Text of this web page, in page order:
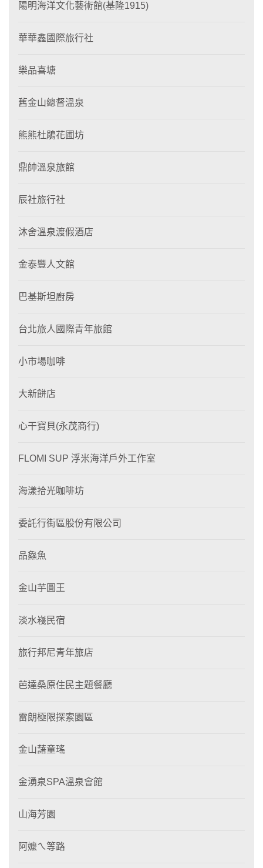
陽明海洋文化藝術館(基隆1915)
華華鑫國際旅行社
樂品喜塘
舊金山總督溫泉
熊熊杜鵑花圃坊
鼎帥溫泉旅館
辰社旅行社
沐舍溫泉渡假酒店
金泰豐人文館
巴基斯坦廚房
台北旅人國際青年旅館
小市場咖啡
大新餅店
心干寶貝(永茂商行)
FLOMI SUP 浮米海洋戶外工作室
海漾拾光咖啡坊
委託行街區股份有限公司
品鱻魚
金山芋圓王
淡水嶘民宿
旅行邦尼青年旅店
芭達桑原住民主題餐廳
雷朗極限探索園區
金山藷童瑤
金湧泉SPA溫泉會館
山海芳園
阿嬤ㄟ等路